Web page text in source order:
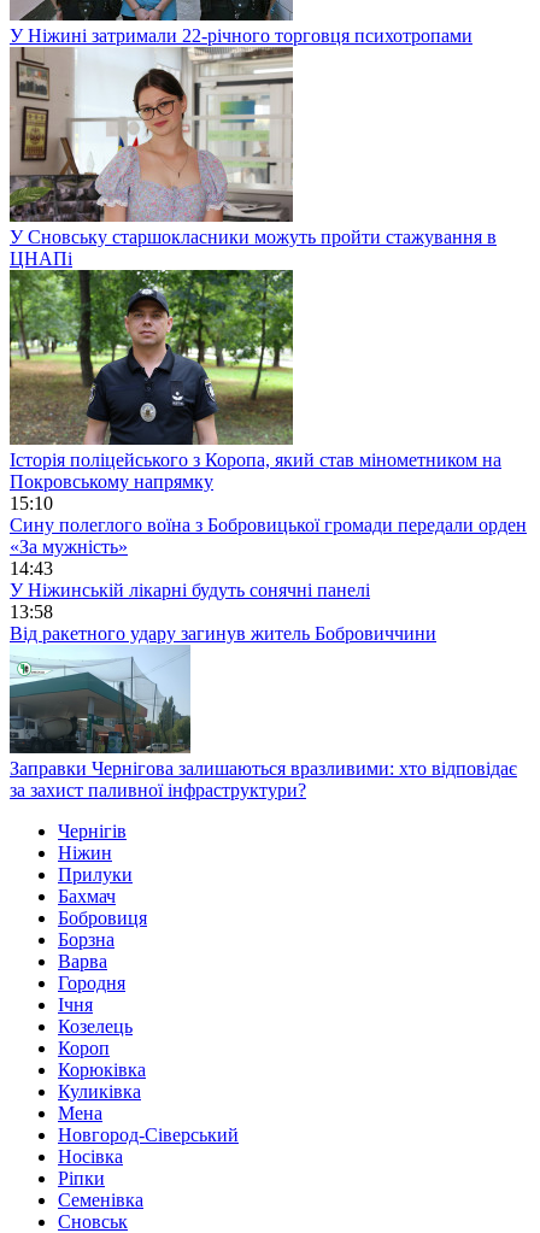
У Ніжині затримали 22-річного торговця психотропами
У Сновську старшокласники можуть пройти стажування в
ЦНАПі
Історія поліцейського з Коропа, який став мінометником на
Покровському напрямку
15:10
Сину полеглого воїна з Бобровицької громади передали орден
«За мужність»
14:43
У Ніжинській лікарні будуть сонячні панелі
13:58
Від ракетного удару загинув житель Бобровиччини
Заправки Чернігова залишаються вразливими: хто відповідає
за захист паливної інфраструктури?
Чернігів
Ніжин
Прилуки
Бахмач
Бобровиця
Борзна
Варва
Городня
Ічня
Козелець
Короп
Корюківка
Куликівка
Мена
Новгород-Сіверський
Носівка
Ріпки
Семенівка
Сновськ